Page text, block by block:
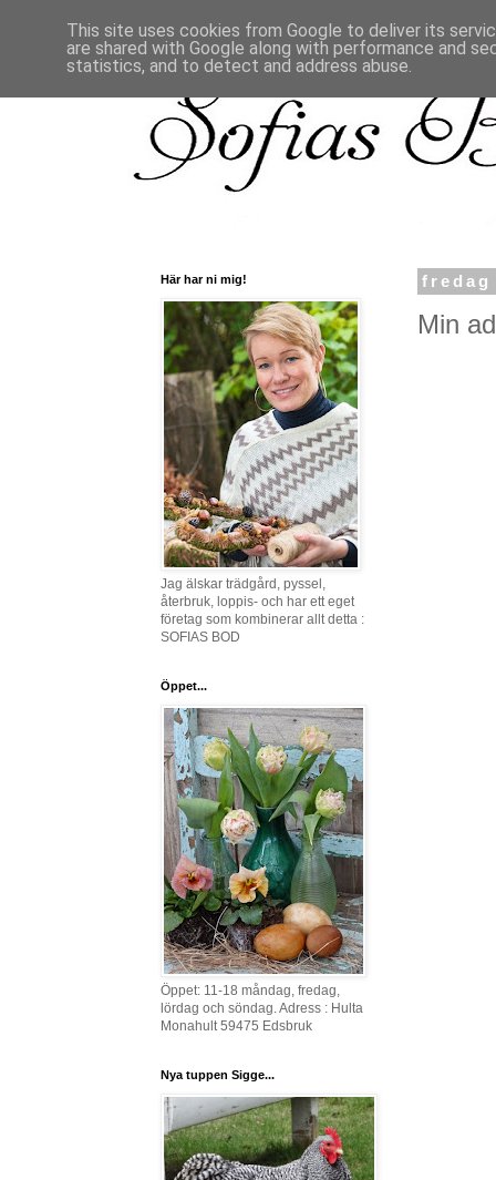
fredag
Min
Här har ni mig!
Jag älskar trädgård, pyssel,
återbruk, loppis- och har ett eget
företag som kombinerar allt detta :
SOFIAS BOD
Öppet...
Öppet: 11-18 måndag, fredag,
lördag och söndag. Adress : Hulta
Monahult 59475 Edsbruk
Nya tuppen Sigge...
This site uses cookies from Google to deliver its
are shared with Google along with performance and
statistics, and to detect and address abuse.